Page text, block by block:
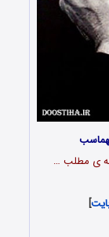
ی مطلب …
]